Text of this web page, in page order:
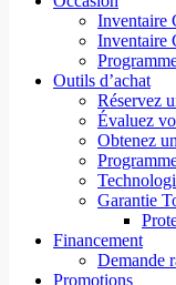
Inventaire
Inventaire
Outils d’achat
Réservez
Évaluez
Obtenez
Garantie
Financement
Demande
Promotions